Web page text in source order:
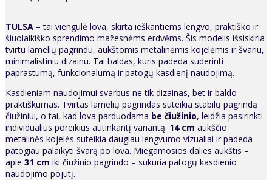
TULSA – tai viengulė lova, skirta ieškantiems lengvo, praktiško ir
šiuolaikiško sprendimo mažesnėms erdvėms. Šis modelis išsiskiria
tvirtu lamelių pagrindu, aukštomis metalinėmis kojelėmis ir švariu,
minimalistiniu dizainu. Tai baldas, kuris padeda suderinti
paprastumą, funkcionalumą ir patogų kasdienį naudojimą.
Kasdieniam naudojimui svarbus ne tik dizainas, bet ir baldo
praktiškumas. Tvirtas lamelių pagrindas suteikia stabilų pagrindą
čiužiniui, o tai, kad lova parduodama be čiužinio, leidžia pasirinkti
individualius poreikius atitinkantį variantą. 14 cm aukščio
metalinės kojelės suteikia daugiau lengvumo vizualiai ir padeda
patogiau palaikyti švarą po lova. Miegamosios dalies aukštis –
apie 31 cm iki čiužinio pagrindo – sukuria patogų kasdienio
naudojimo pojūtį.